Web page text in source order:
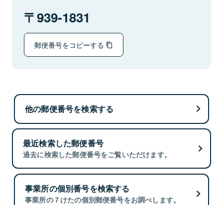
939-1831
郵便番号をコピーする
他の郵便番号を検索する
最近検索した郵便番号
過去に検索した郵便番号をご覧いただけます。
事業所の個別番号を検索する
事業所の７けたの個別郵便番号をお調べします。